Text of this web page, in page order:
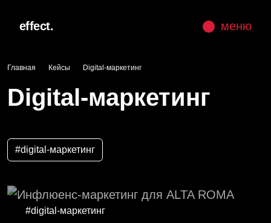
effect. меню
Главная Кейсы Digital-маркетинг
Digital-маркетинг
#digital-маркетинг
#digital-маркетинг